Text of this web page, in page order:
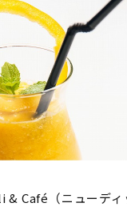
Café（ニューディ